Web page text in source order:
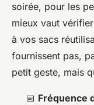
soirée, pour les
mieux vaut
à vos sacs
fournissent pas,
petit geste, mais
📅 Fréquence